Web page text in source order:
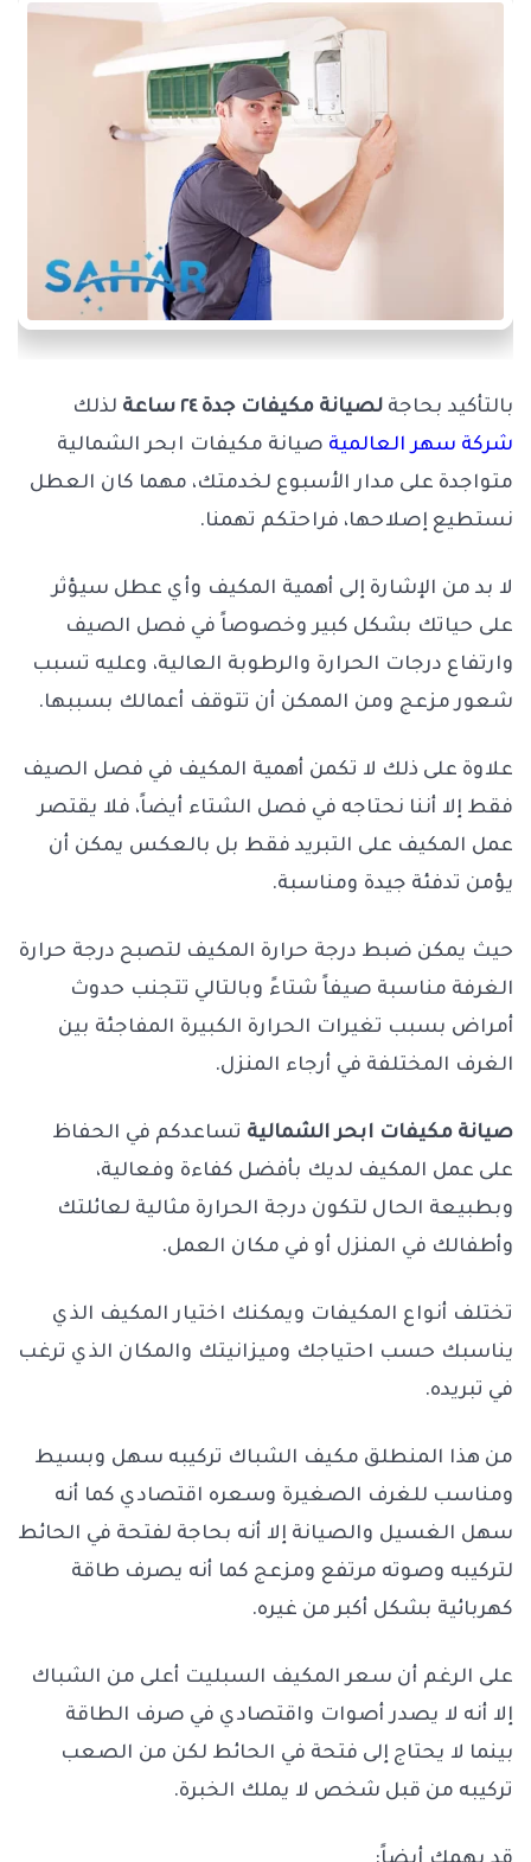
فني تركيب مكيفات سبليت.
أقرب محل تصليح مكيفات من موقعي.
بالتأكيد بحاجة لصيانة مكيفات جدة ٢٤ ساعة
لذلك
شركة سهر العالمية صيانة مكيفات ابحر الشمالية
متواجدة على مدار الأسبوع لخدمتك، مهما كان العطل
نستطيع إصلاحها، فراحتكم تهمنا.
لا بد من الإشارة إلى أهمية المكيف وأي عطل سيؤثر
على حياتك بشكل كبير وخصوصاً في فصل الصيف
وارتفاع درجات الحرارة والرطوبة العالية، وعليه تسبب
شعور مزعج ومن الممكن أن تتوقف أعمالك بسببها.
علاوة على ذلك لا تكمن أهمية المكيف في فصل الصيف
فقط إلا أننا نحتاجه في فصل الشتاء أيضاً، فلا يقتصر
عمل المكيف على التبريد فقط بل بالعكس يمكن أن
يؤمن تدفئة جيدة ومناسبة.
حيث يمكن ضبط درجة حرارة المكيف لتصبح درجة حرارة
الغرفة مناسبة صيفاً شتاءً وبالتالي تتجنب حدوث
أمراض بسبب تغيرات الحرارة الكبيرة المفاجئة بين
الغرف المختلفة في أرجاء المنزل.
صيانة مكيفات ابحر الشمالية تساعدكم في الحفاظ
على عمل المكيف لديك بأفضل كفاءة وفعالية،
وبطبيعة الحال لتكون درجة الحرارة مثالية لعائلتك
وأطفالك في المنزل أو في مكان العمل.
تختلف أنواع المكيفات ويمكنك اختيار المكيف الذي
يناسبك حسب احتياجك وميزانيتك والمكان الذي ترغب
في تبريده.
من هذا المنطلق مكيف الشباك تركيبه سهل وبسيط
ومناسب للغرف الصغيرة وسعره اقتصادي كما أنه
سهل الغسيل والصيانة إلا أنه بحاجة لفتحة في الحائط
لتركيبه وصوته مرتفع ومزعج كما أنه يصرف طاقة
كهربائية بشكل أكبر من غيره.
على الرغم أن سعر المكيف السبليت أعلى من الشباك
إلا أنه لا يصدر أصوات واقتصادي في صرف الطاقة
بينما لا يحتاج إلى فتحة في الحائط لكن من الصعب
تركيبه من قبل شخص لا يملك الخبرة.